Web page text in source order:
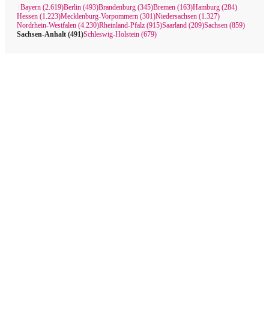
Bayern (2.619)Berlin (493)Brandenburg (345)Bremen (163)Hamburg (284)
Hessen (1.223)Mecklenburg-Vorpommern (301)Niedersachsen (1.327)
Nordrhein-Westfalen (4.230)Rheinland-Pfalz (915)Saarland (209)Sachsen (859)
Sachsen-Anhalt (491)Schleswig-Holstein (679)